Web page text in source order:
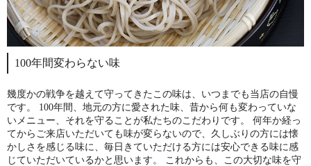
100年間変わらない味
幾度かの戦争を越えて守ってきたこの味は、いつまでも当店の自慢
です。 100年間、地元の方に愛された味、昔から何も変わっていな
いメニュー、それを守ることが私たちのこだわりです。 何年か経っ
てからご来店いただいても味が変らないので、久しぶりの方には懐
かしさを感じる味に、毎日きていただける方には安心できる味に感
じていただいているかと思います。 これからも、この大切な味を守